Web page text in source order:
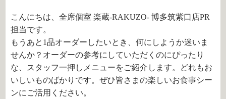
こんにちは、全席個室 楽蔵‐RAKUZO‐ 博多筑紫口店PR
担当です。
もうあと 1品オーダーしたいとき、何にしようか迷いま
せんか？オーダーの参考にしていただくのにぴったり
な、スタッフ一押しメニューをご紹介します。どれもお
いしいものばかりです。ぜひ皆さまの楽しいお食事シー
ンにご活用ください。